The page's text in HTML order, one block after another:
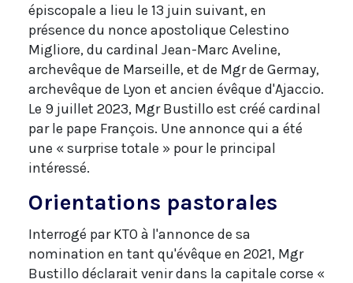
épiscopale a lieu le 13 juin suivant, en
présence du nonce apostolique Celestino
Migliore, du cardinal Jean-Marc Aveline,
archevêque de Marseille, et de Mgr de Germay,
archevêque de Lyon et ancien évêque d'Ajaccio.
Le 9 juillet 2023, Mgr Bustillo est créé cardinal
par le pape François. Une annonce qui a été
une « surprise totale » pour le principal
intéressé.
Orientations pastorales
Interrogé par KTO à l'annonce de sa
nomination en tant qu'évêque en 2021, Mgr
Bustillo déclarait venir dans la capitale corse «